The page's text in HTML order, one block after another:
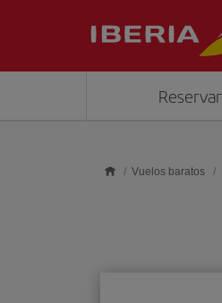
Reservar
Vuelos baratos